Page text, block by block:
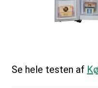
Se hele testen af